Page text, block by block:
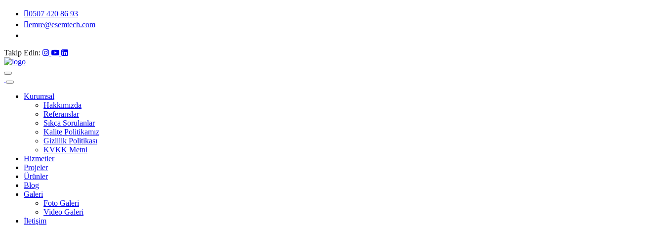
0507 420 86 93
emre@esemtech.com
Takip Edin:
Kurumsal
Hakkımızda
Referanslar
Sıkça Sorulanlar
Kalite Politikamız
Gizlilik Politikası
KVKK Metni
Hizmetler
Projeler
Ürünler
Blog
Galeri
Foto Galeri
Video Galeri
İletişim